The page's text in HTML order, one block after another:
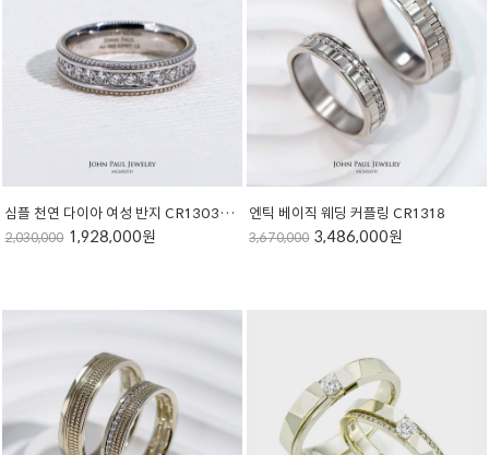
심플 천연 다이아 여성 반지 CR1303-1S
2,030,000 1,928,000원
엔틱 베이직 웨딩 커플링 CR1318
3,670,000 3,486,000원